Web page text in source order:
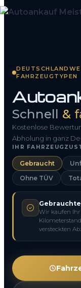
So funktioniert’s
Kontakt
FAQ
FAHRZEUGTYPEN
Schnell &
Kostenlose
Abholung in ganz
IHR
Gebraucht
Ohne TÜV
Wir kaufen Ihr
versteckten